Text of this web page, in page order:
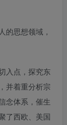
的思想领域，
入点，探究东
并着重分析宗
念体系，催生
了西欧、美国